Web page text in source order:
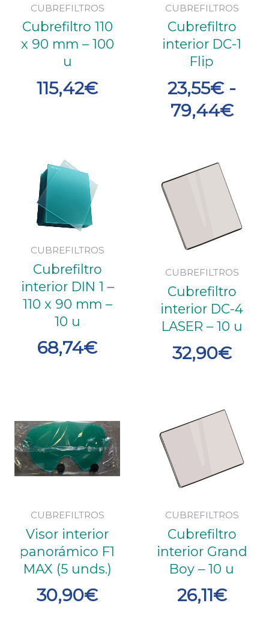
CUBREFILTROS
Cubrefiltro 110
x 90 mm – 100
u
115,42€
CUBREFILTROS
Cubrefiltro
interior DC-1
Flip
23,55€ -
79,44€
CUBREFILTROS
Cubrefiltro
interior DIN 1 –
110 x 90 mm –
10 u
68,74€
CUBREFILTROS
Cubrefiltro
interior DC-4
LASER – 10 u
32,90€
CUBREFILTROS
Visor interior
panorámico F1
MAX (5 unds.)
30,90€
CUBREFILTROS
Cubrefiltro
interior Grand
Boy – 10 u
26,11€